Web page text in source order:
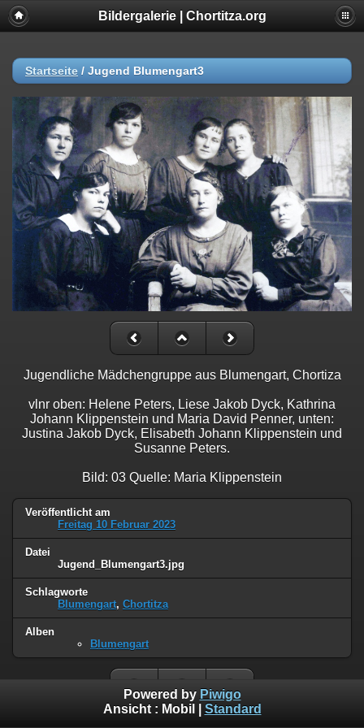
Bildergalerie | Chortitza.org
Startseite / Jugend Blumengart3
Jugendliche Mädchengruppe aus Blumengart, Chortiza
vlnr oben: Helene Peters, Liese Jakob Dyck, Kathrina
Johann Klippenstein und Maria David Penner, unten:
Justina Jakob Dyck, Elisabeth Johann Klippenstein und
Susanne Peters.
Bild: 03 Quelle: Maria Klippenstein
Veröffentlicht am
Freitag 10 Februar 2023
Datei
Jugend_Blumengart3.jpg
Schlagworte
Blumengart, Chortitza
Alben
Blumengart
Powered by Piwigo
Ansicht : Mobil Standard